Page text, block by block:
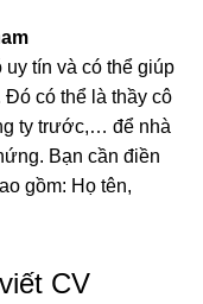
tín và có thể giúp
có thể là thầy cô
ty trước,… để nhà
Bạn cần điền
gồm: Họ tên,
CV